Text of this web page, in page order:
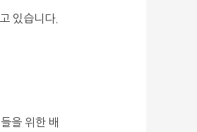
있습니다.
을 위한 배